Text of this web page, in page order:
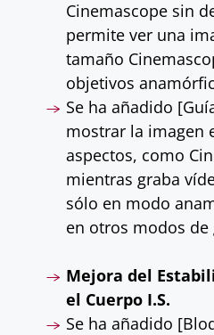
Cinemascope sin
permite ver una
tamaño
objetivos
Se ha añadido
mostrar la imagen
aspectos, como
mientras graba
sólo en modo
en otros modos
Mejora del
el Cuerpo I.S.
Se ha añadido